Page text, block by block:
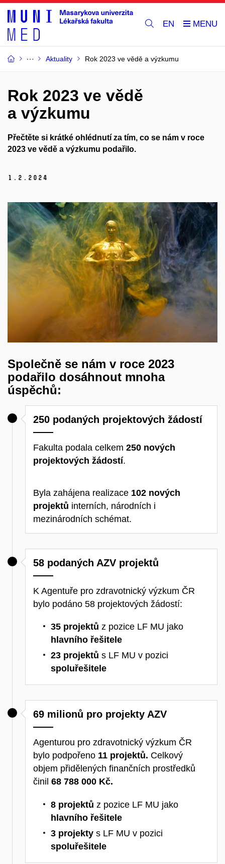
EN
Aktuality Rok 2023 ve vědě a výzkumu
Rok 2023 ve vědě
a výzkumu
Přečtěte si krátké ohlédnutí za tím, co se nám v roce
2023 ve vědě a výzkumu podařilo.
1. 2. 2024
Společně se nám v roce 2023
podařilo dosáhnout mnoha
úspěchů:
250 podaných projektových žádostí
Fakulta podala celkem 250 nových
projektových žádostí.
Byla zahájena realizace 102 nových
projektů interních, národních i
mezinárodních schémat.
58 podaných AZV projektů
K Agentuře pro zdravotnický výzkum ČR
bylo podáno 58 projektových žádostí:
35 projektů z pozice LF MU jako
hlavního řešitele
23 projektů s LF MU v pozici
spoluřešitele
69 milionů pro projekty AZV
Agenturou pro zdravotnický výzkum ČR
bylo podpořeno 11 projektů. Celkový
objem přidělených finančních prostředků
činil 68 788 000 Kč.
8 projektů z pozice LF MU jako
hlavního řešitele
3 projekty s LF MU v pozici
spoluřešitele